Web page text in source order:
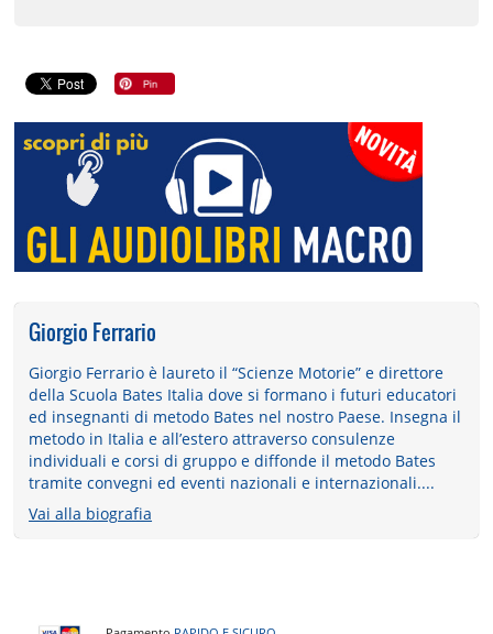
Giorgio Ferrario
Giorgio Ferrario è laureto il “Scienze Motorie” e direttore
della Scuola Bates Italia dove si formano i futuri educatori
ed insegnanti di metodo Bates nel nostro Paese. Insegna il
metodo in Italia e all’estero attraverso consulenze
individuali e corsi di gruppo e diffonde il metodo Bates
tramite convegni ed eventi nazionali e internazionali....
Vai alla biografia